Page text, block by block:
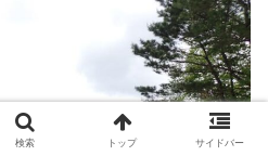
検索 トップ サイドバー